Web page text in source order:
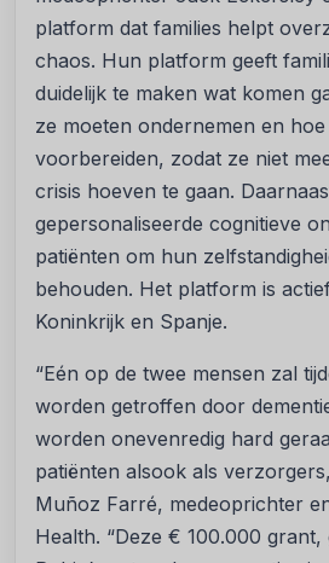
platform dat families helpt
chaos. Hun platform geeft
duidelijk te maken wat komen
ze moeten ondernemen en
voorbereiden, zodat ze niet
crisis hoeven te gaan.
gepersonaliseerde cognitieve
patiënten om hun
behouden. Het platform is
Koninkrijk en Spanje.
“Eén op de twee mensen zal
worden getroffen door
worden onevenredig hard
patiënten alsook als
Muñoz Farré, medeoprichter
Health. “Deze € 100.000